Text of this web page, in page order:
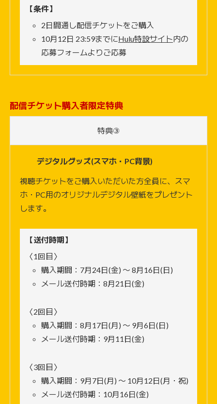
【条件】
2日間通し配信チケットをご購入
10月12日 23:59までにHulu特設サイト内の
応募フォームよりご応募
配信チケット購入者限定特典
特典③
デジタルグッズ(スマホ・PC背景)
視聴チケットをご購入いただいた方全員に、スマ
ホ・PC用のオリジナルデジタル壁紙をプレゼント
します。
【送付時期】
〈1回目〉
購入期間：7月24日(金) 〜 8月16日(日)
メール送付時期：8月21日(金)
〈2回目〉
購入期間：8月17日(月) 〜 9月6日(日)
メール送付時期：9月11日(金)
〈3回目〉
購入期間：9月7日(月) 〜 10月12日(月・祝)
メール送付時期：10月16日(金)